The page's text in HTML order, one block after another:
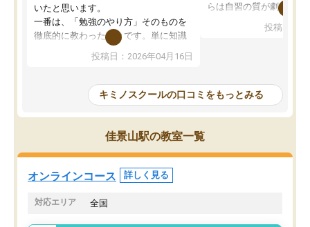
いたと思います。
一番は、「勉強のやり方」そのものを
徹底的に教わったことです。単に知識
を詰め込むのではなく、自学自習の習
慣が身につくよう並走してくれるの
はなくなりました。
講師の方との距離も近く、親身なコー
チングのおかげで、停滞期もモチベー
ションを維持できました。「やらされ
る勉強」から「目標のための勉強」へ
意識が変わったことが、目標校への合
投稿日：2026年04月16日
らは自習の質が劇的に変
を明確にしてくれるの
の仕方をコーチングして
ルなので、家での学習習
身につきました。結果と
た。自分から学ぶ姿勢を
投稿日：
キミノスクールの口コミをもっとみる
佳景山駅の教室一覧
オンラインコース 詳しく見る
対応エリア 全国